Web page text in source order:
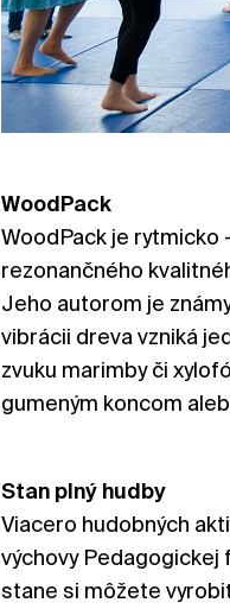
WoodPack
WoodPack je rytmicko
rezonančného
Jeho autorom je
vibrácii dreva vzniká
zvuku marimby či
gumeným koncom
Stan plný hudby
Viacero hudobných
výchovy Pedagogickej
stane si môžete